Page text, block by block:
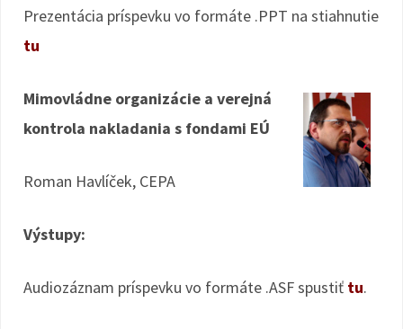
Prezentácia príspevku vo formáte .PPT na stiahnutie
tu
Mimovládne organizácie a verejná
kontrola nakladania s fondami EÚ
Roman Havlíček, CEPA
Výstupy:
Audiozáznam príspevku vo formáte .ASF spustiť tu.